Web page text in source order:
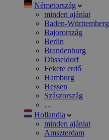
Németország
minden ajánlat
Baden-Württemberg
Bajorország
Berlin
Brandenburg
Düsseldorf
Fekete erdő
Hamburg
Hessen
Szászország
…
Hollandia
minden ajánlat
Amszterdam